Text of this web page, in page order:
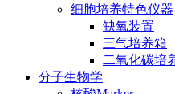
细胞培养特色仪器
缺氧装置
三气培养箱
二氧化碳培
分子生物学